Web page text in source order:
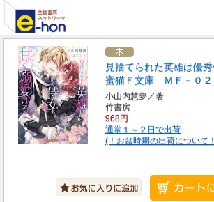
見捨てられた英雄は優
蜜猫Ｆ文庫 ＭＦ－０２
小山内慧夢／著
竹書房
968円
通常１～２日で出荷
(！お盆時期の出荷について